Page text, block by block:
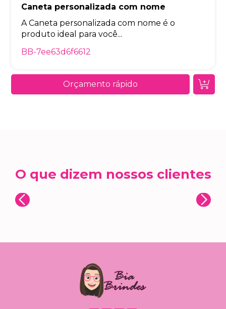
Caneta personalizada com nome
A Caneta personalizada com nome é o
produto ideal para você...
BB-7ee63d6f6612
Orçamento rápido
O que dizem nossos clientes